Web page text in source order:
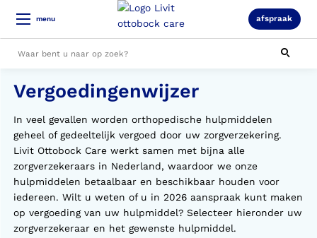
menu afspraak
Alle resultaten
Vergoedingenwijzer
In veel gevallen worden orthopedische hulpmiddelen
geheel of gedeeltelijk vergoed door uw zorgverzekering.
Livit Ottobock Care werkt samen met bijna alle
zorgverzekeraars in Nederland, waardoor we onze
hulpmiddelen betaalbaar en beschikbaar houden voor
iedereen. Wilt u weten of u in 2026 aanspraak kunt maken
op vergoeding van uw hulpmiddel? Selecteer hieronder uw
zorgverzekeraar en het gewenste hulpmiddel.